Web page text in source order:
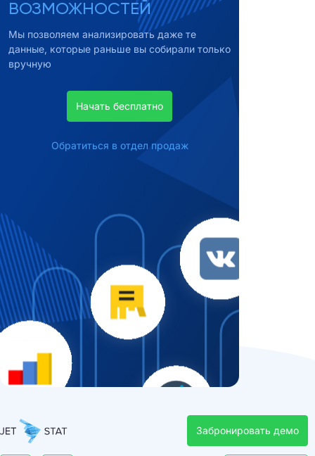
ВОЗМОЖНОСТЕЙ
Мы позволяем анализировать даже те
данные, которые раньше вы собирали только
вручную
Начать бесплатно
Обратиться в отдел продаж
Забронировать демо